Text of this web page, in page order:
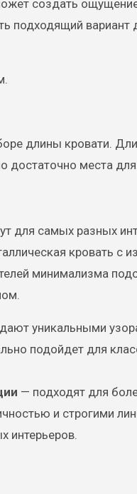
создать
вариант
длины кровати.
места
для самых разных
кровать
минимализма
уникальными
подойдет для
— подходят для
и строгими
интерьеров.